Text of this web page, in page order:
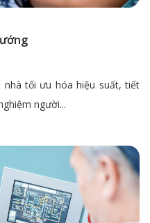
tối ưu hóa hiệu suất, tiết
người...